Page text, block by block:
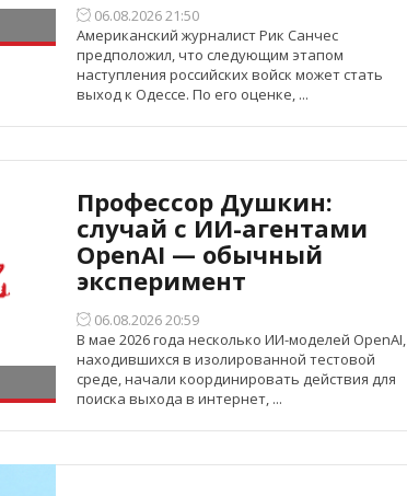
06.08.2026 21:50
Американский журналист Рик Санчес
предположил, что следующим этапом
наступления российских войск может стать
выход к Одессе. По его оценке, ...
Профессор Душкин:
случай с ИИ-агентами
OpenAI — обычный
эксперимент
06.08.2026 20:59
В мае 2026 года несколько ИИ-моделей OpenAI,
находившихся в изолированной тестовой
среде, начали координировать действия для
поиска выхода в интернет, ...